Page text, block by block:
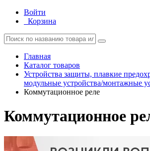
Войти
Корзина
Главная
Каталог товаров
Устройства защиты, плавкие
модульные устройства/монтажные
Коммутационное реле
Коммутационное